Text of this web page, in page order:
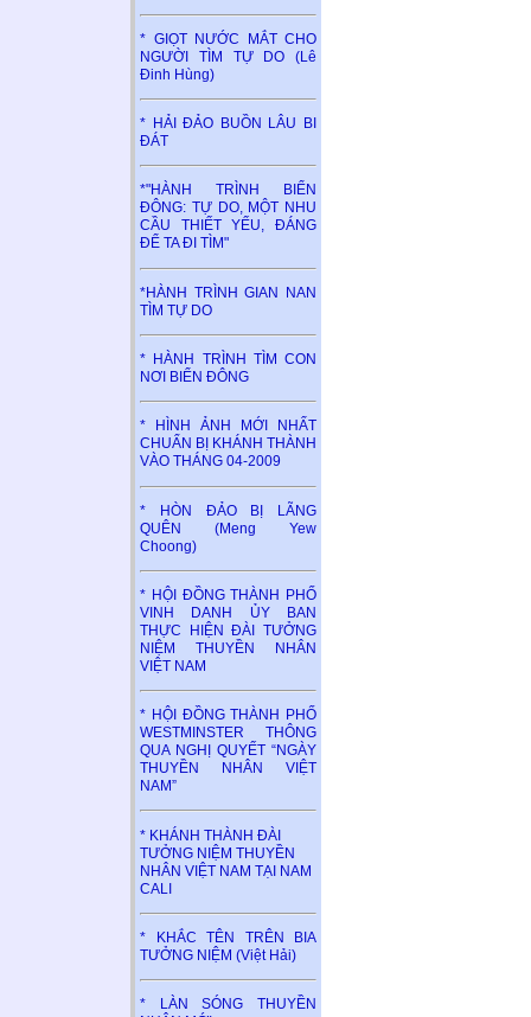
* GIỌT NƯỚC MẮT CHO
NGƯỜI TÌM TỰ DO (Lê
Đinh Hùng)
* HẢI ĐẢO BUỒN LÂU BI
ĐÁT
*"HÀNH TRÌNH BIỂN
ĐÔNG: TỰ DO, MỘT NHU
CẦU THIẾT YẾU, ĐÁNG
ĐỂ TA ĐI TÌM"
*HÀNH TRÌNH GIAN NAN
TÌM TỰ DO
* HÀNH TRÌNH TÌM CON
NƠI BIỂN ĐÔNG
* HÌNH ẢNH MỚI NHẤT
CHUẨN BỊ KHÁNH THÀNH
VÀO THÁNG 04-2009
* HÒN ĐẢO BỊ LÃNG
QUÊN (Meng Yew
Choong)
* HỘI ĐỒNG THÀNH PHỐ
VINH DANH ỦY BAN
THỰC HIỆN ĐÀI TƯỞNG
NIỆM THUYỀN NHÂN
VIỆT NAM
* HỘI ĐỒNG THÀNH PHỐ
WESTMINSTER THÔNG
QUA NGHỊ QUYẾT “NGÀY
THUYỀN NHÂN VIỆT
NAM”
* KHÁNH THÀNH ĐÀI
TƯỞNG NIỆM THUYỀN
NHÂN VIỆT NAM TẠI NAM
CALI
* KHẮC TÊN TRÊN BIA
TƯỞNG NIỆM (Việt Hải)
* LÀN SÓNG THUYỀN